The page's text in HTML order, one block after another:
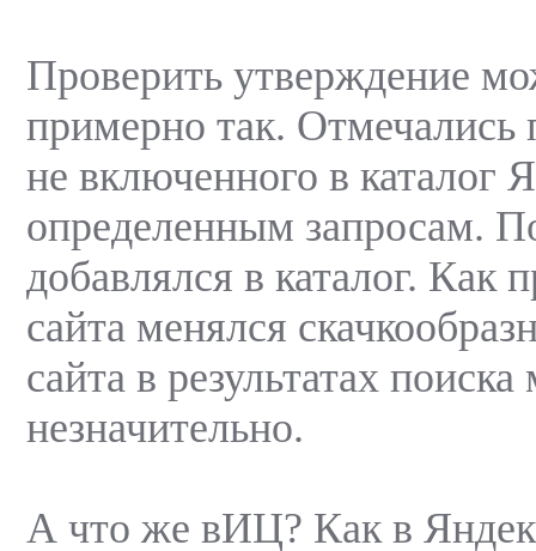
Проверить утверждение
примерно так. Отмечались
не включенного в каталог
определенным запросам.
добавлялся в каталог. Как
сайта менялся
сайта в результатах
незначительно.
А что же вИЦ? Как в